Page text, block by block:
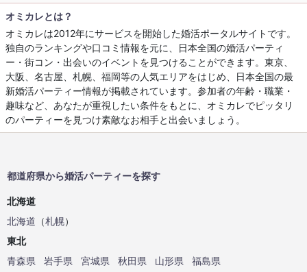
オミカレとは？
オミカレは2012年にサービスを開始した婚活ポータルサイトです。
独自のランキングや口コミ情報を元に、日本全国の婚活パーティ
ー・街コン・出会いのイベントを見つけることができます。東京、
大阪、名古屋、札幌、福岡等の人気エリアをはじめ、日本全国の最
新婚活パーティー情報が掲載されています。参加者の年齢・職業・
趣味など、あなたが重視したい条件をもとに、オミカレでピッタリ
のパーティーを見つけ素敵なお相手と出会いましょう。
都道府県から婚活パーティーを探す
北海道
北海道 （札幌）
東北
青森県
岩手県 宮城県 秋田県 山形県
福島県